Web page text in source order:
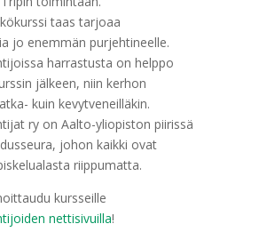
taas tarjoaa
jo enemmän purjehtineelle.
harrastusta on helppo
jälkeen, niin kerhon
kuin kevytveneilläkin.
ry on Aalto-yliopiston piirissä
johon kaikki ovat
riippumatta.
kursseille
nettisivuilla!